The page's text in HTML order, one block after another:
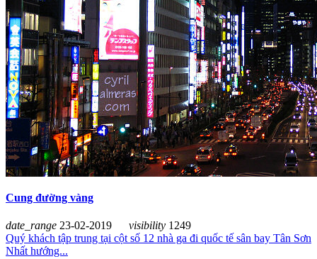
Cung đường vàng
date_range 23-02-2019 visibility 1249
Quý khách tập trung tại cột số 12 nhà ga đi quốc tế sân bay Tân Sơn
Nhất hướng...